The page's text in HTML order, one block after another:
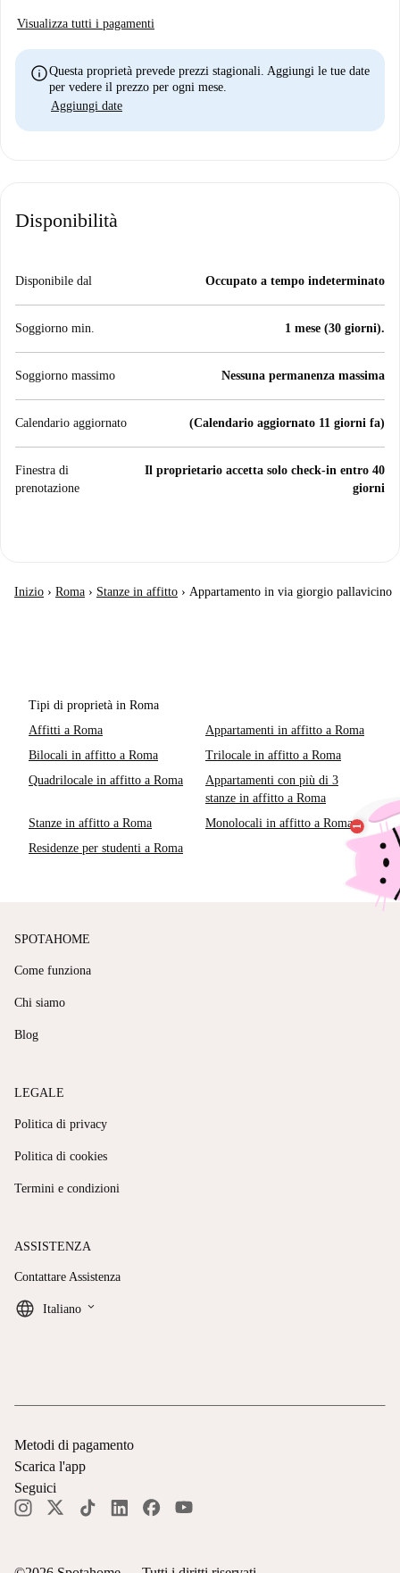
Visualizza tutti i pagamenti
infoQuesta proprietà prevede prezzi stagionali. Aggiungi le tue date
per vedere il prezzo per ogni mese.
Aggiungi date
Disponibilità
Disponibile dal Occupato a tempo indeterminato
Soggiorno min. 1 mese (30 giorni).
Soggiorno massimo Nessuna permanenza massima
Calendario aggiornato (Calendario aggiornato 11 giorni fa)
Finestra di
prenotazione
Il proprietario accetta solo check-in entro 40
giorni
Inizio › Roma › Stanze in affitto › Appartamento in via giorgio pallavicino
Tipi di proprietà in Roma
Affitti a Roma
Appartamenti in affitto a Roma
Bilocali in affitto a Roma
Trilocale in affitto a Roma
Quadrilocale in affitto a Roma
Appartamenti con più di 3
stanze in affitto a Roma
Stanze in affitto a Roma
Monolocali in affitto a Roma
Residenze per studenti a Roma
SPOTAHOME
Come funziona
Chi siamo
Blog
LEGALE
Politica di privacy
Politica di cookies
Termini e condizioni
ASSISTENZA
Contattare Assistenza
Italiano keyboard_arrow_down
Metodi di pagamento
Scarica l'app
Seguici